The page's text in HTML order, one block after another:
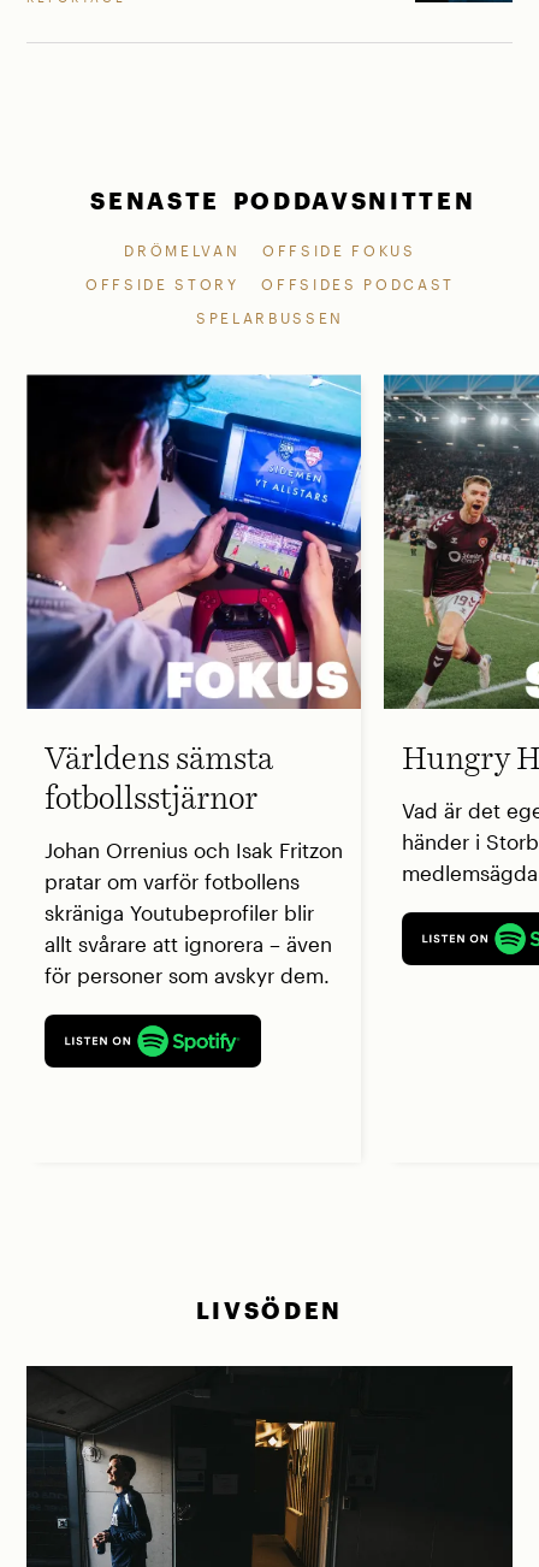
SENASTE PODDAVSNITTEN
DRÖMELVAN
OFFSIDE FOKUS
OFFSIDE STORY
OFFSIDES PODCAST
SPELARBUSSEN
Världens sämsta
fotbollsstjärnor
Johan Orrenius och Isak Fritzon
pratar om varför fotbollens
skräniga Youtubeprofiler blir
allt svårare att ignorera – även
för personer som avskyr dem.
Hungry
Vad är det
händer i
LIVSÖDEN